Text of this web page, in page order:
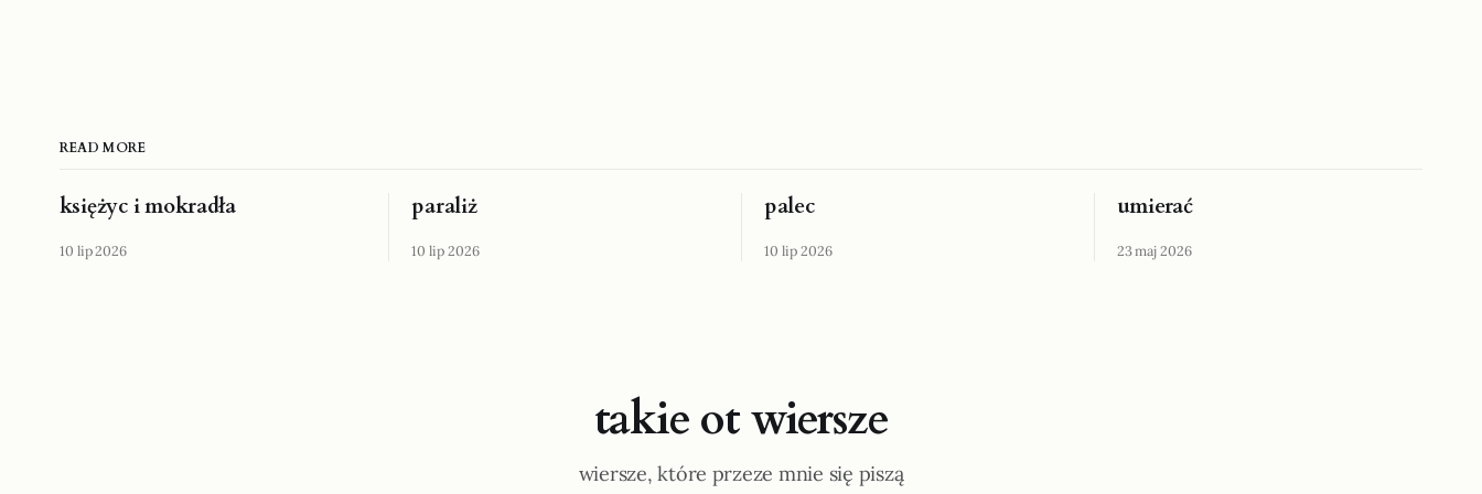
READ MORE
księżyc i mokradła
10 lip 2026
paraliż
10 lip 2026
palec
10 lip 2026
umierać
23 maj 2026
takie ot wiersze
wiersze, które przeze mnie się piszą